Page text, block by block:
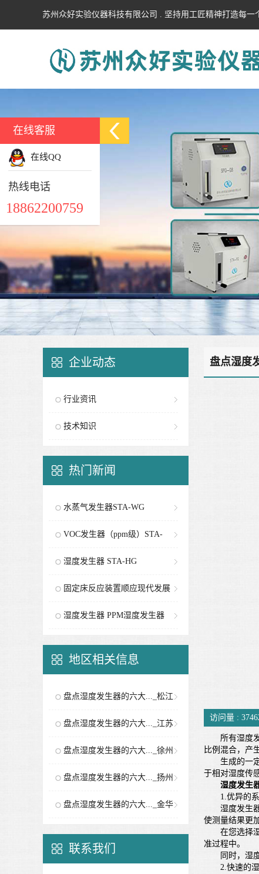
苏州众好实验仪器科技有限公司 . 坚持用工匠精神打造每一
企业动态
行业资讯
技术知识
热门新闻
水蒸气发生器STA-WG
VOC发生器（ppm级）STA-
PG 湿度发生器 STA-HG
固定床反应装置顺应现代发展
要求湿度发生器 PPM湿度发生器
地区相关信息
盘点湿度发生器的六大..._松江
分站盘点湿度发生器的六大..._江苏
分站盘点湿度发生器的六大..._徐州
分站盘点湿度发生器的六大..._扬州
分站盘点湿度发生器的六大..._金华
联系我们
盘点湿度
访问量 :
所有湿度发
比例混合，产
生成的一定
于相对湿度传
湿度发生
1.优异的系
湿度发生器
使测量结果更
在您选择湿
准过程中。
同时，湿度
2.快速的湿
在线客服
在线QQ
热线电话
18862200759